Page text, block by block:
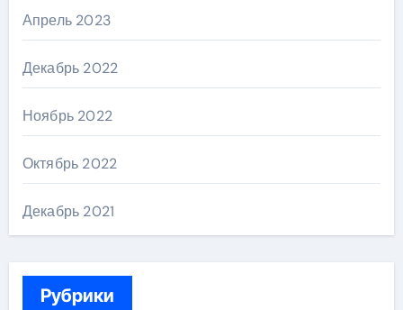
Апрель 2023
Декабрь 2022
Ноябрь 2022
Октябрь 2022
Декабрь 2021
Рубрики